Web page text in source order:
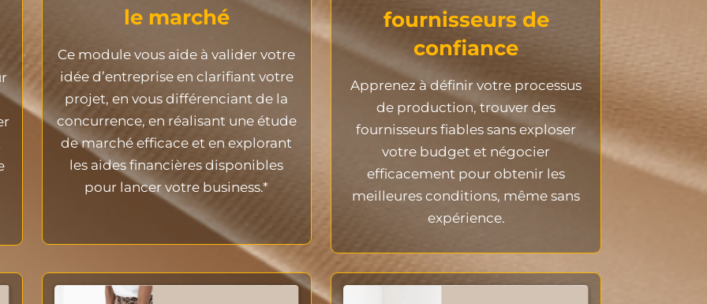
le marché
Ce module vous aide à valider votre
idée d’entreprise en clarifiant votre
projet, en vous différenciant de la
concurrence, en réalisant une étude
de marché efficace et en explorant
les aides financières disponibles
pour lancer votre business.*
fournisseurs de
confiance
Apprenez à définir votre processus
de production, trouver des
fournisseurs fiables sans exploser
votre budget et négocier
efficacement pour obtenir les
meilleures conditions, même sans
expérience.